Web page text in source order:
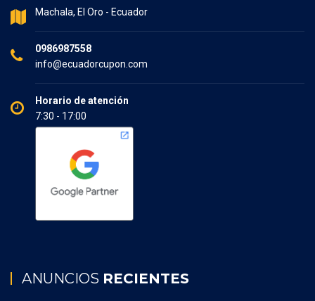
Machala, El Oro - Ecuador
0986987558
info@ecuadorcupon.com
Horario de atención
7:30 - 17:00
ANUNCIOS RECIENTES